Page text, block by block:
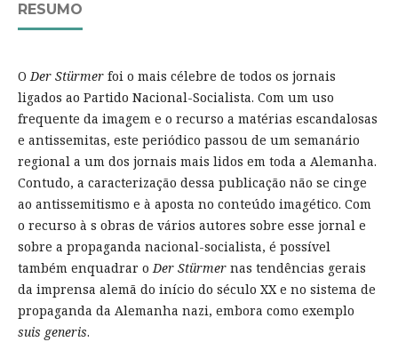
RESUMO
ODer Stürmerfoi o mais célebre de todos os jornais
ligados ao Partido Nacional-Socialista. Com um uso
frequente da imagem e o recurso a matérias escandalosas
e antissemitas, este periódico passou de um semanário
regional a um dos jornais mais lidos em toda a Alemanha.
Contudo, a caracterização dessa publicação não se cinge
ao antissemitismo e à aposta no conteúdo imagético. Com
o recurso à s obras de vários autores sobre esse jornal e
sobre a propaganda nacional-socialista, é possível
também enquadrar oDer Stürmernas tendências gerais
da imprensa alemã do início do século XX e no sistema de
propaganda da Alemanha nazi, embora como exemplo
suis generis.